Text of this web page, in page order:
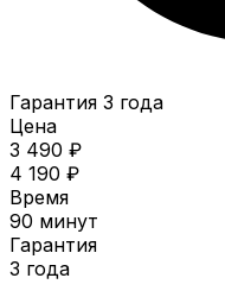
Гарантия 3 года
Цена
3 490 ₽
4 190 ₽
Время
90 минут
Гарантия
3 года